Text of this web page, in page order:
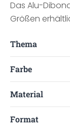
Das Alu-
Größen
Thema
Farbe
Material
Format